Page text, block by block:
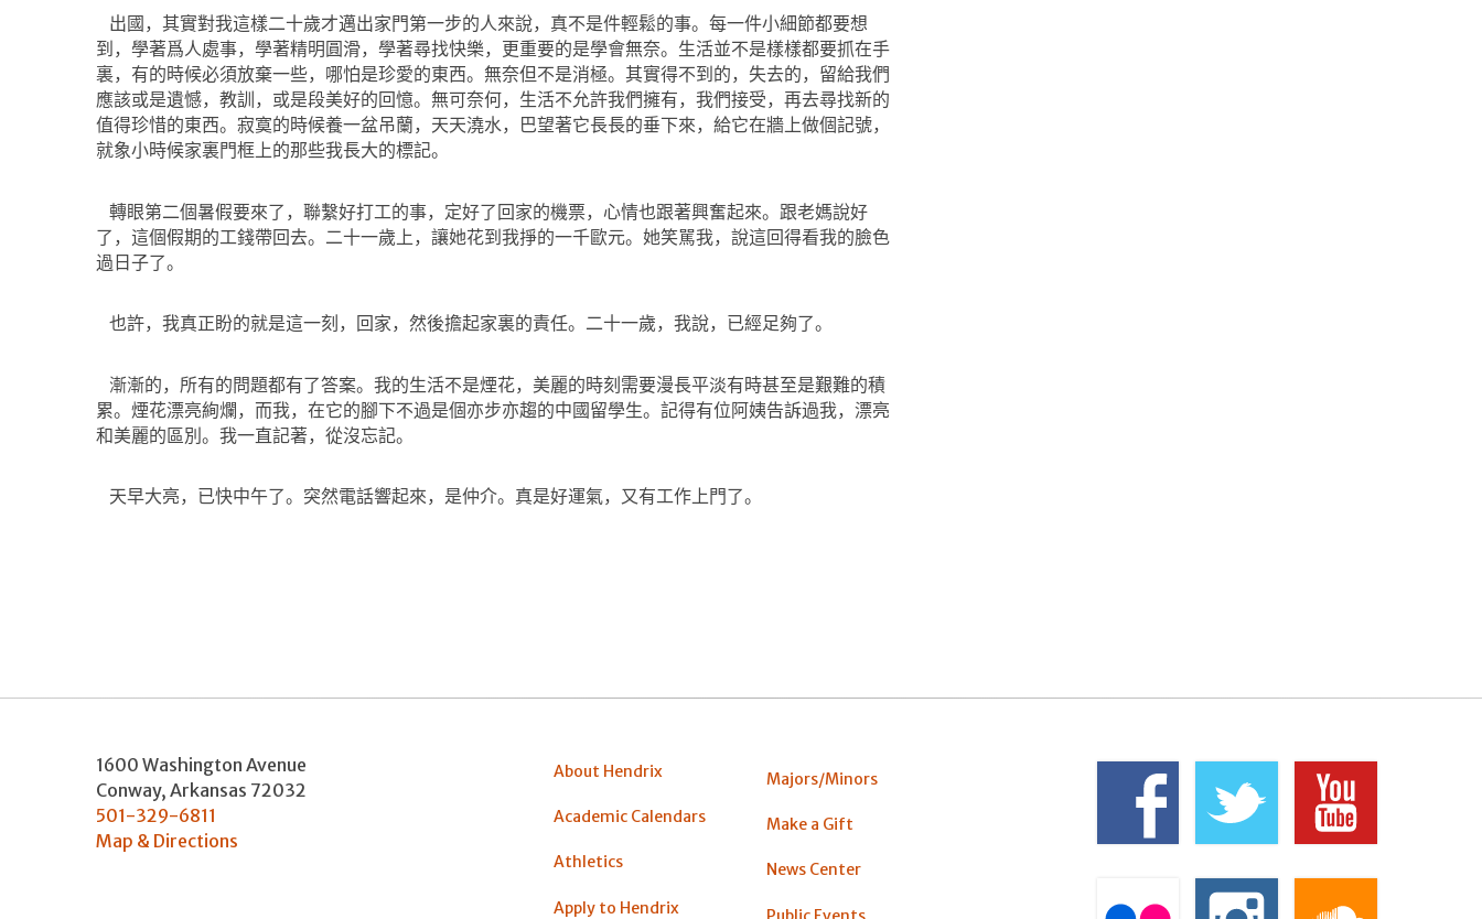
出國，其實對我這樣二十歲才邁出家門第一步的人來說，真不是件輕鬆的事。每一件小細節都要想
到，學著爲人處事，學著精明圓滑，學著尋找快樂，更重要的是學會無奈。生活並不是樣樣都要抓在手
裏，有的時候必須放棄一些，哪怕是珍愛的東西。無奈但不是消極。其實得不到的，失去的，留給我們
應該或是遺憾，教訓，或是段美好的回憶。無可奈何，生活不允許我們擁有，我們接受，再去尋找新的
值得珍惜的東西。寂寞的時候養一盆吊蘭，天天澆水，巴望著它長長的垂下來，給它在牆上做個記號，
就象小時候家裏門框上的那些我長大的標記。
轉眼第二個暑假要來了，聯繫好打工的事，定好了回家的機票，心情也跟著興奮起來。跟老媽說好
了，這個假期的工錢帶回去。二十一歲上，讓她花到我掙的一千歐元。她笑駡我，說這回得看我的臉色
過日子了。
也許，我真正盼的就是這一刻，回家，然後擔起家裏的責任。二十一歲，我說，已經足夠了。
漸漸的，所有的問題都有了答案。我的生活不是煙花，美麗的時刻需要漫長平淡有時甚至是艱難的積
累。煙花漂亮絢爛，而我，在它的腳下不過是個亦步亦趨的中國留學生。記得有位阿姨告訴過我，漂亮
和美麗的區別。我一直記著，從沒忘記。
天早大亮，已快中午了。突然電話響起來，是仲介。真是好運氣，又有工作上門了。
1600 Washington Avenue
Conway, Arkansas 72032
501-329-6811
Map & Directions
About Hendrix
Academic Calendars
Athletics
Apply to Hendrix
Majors/Minors
Make a Gift
News Center